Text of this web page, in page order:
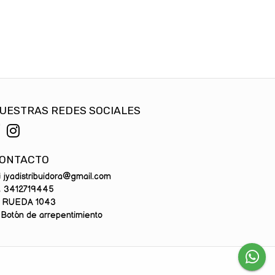
REDES SOCIALES
jyadistribuidora@gmail.com
3412719445
RUEDA 1043
de arrepentimiento